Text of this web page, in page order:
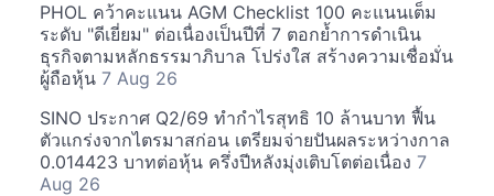
PHOL คว้าคะแนน AGM Checklist 100 คะแนนเต็ม
ระดับ "ดีเยี่ยม" ต่อเนื่องเป็นปีที่ 7 ตอกย้ำการดำเนิน
ธุรกิจตามหลักธรรมาภิบาล โปร่งใส สร้างความเชื่อมั่น
ผู้ถือหุ้น 7 Aug 26
SINO ประกาศ Q2/69 ทำกำไรสุทธิ 10 ล้านบาท ฟื้น
ตัวแกร่งจากไตรมาสก่อน เตรียมจ่ายปันผลระหว่างกาล
0.014423 บาทต่อหุ้น ครึ่งปีหลังมุ่งเติบโตต่อเนื่อง 7
Aug 26